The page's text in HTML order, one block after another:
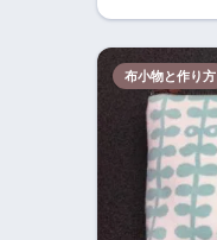
布小物と作り方